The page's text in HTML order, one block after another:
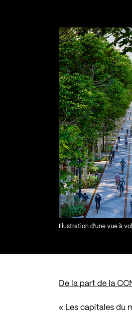
Illustration d’une vue à
De la part de la
« Les capitales du